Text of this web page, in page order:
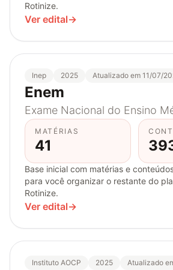
Rotinize.
Ver edital→
Inep 2025 Atualizado em 11/07/
Enem
Exame Nacional do Ensino
MATÉRIAS
41
Base inicial com matérias e
para você organizar o restante do
Rotinize.
Ver edital→
Instituto AOCP 2025 Atualizado